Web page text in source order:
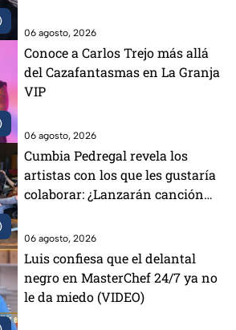
06 agosto, 2026
Conoce a Carlos Trejo más allá
del Cazafantasmas en La Granja
VIP
06 agosto, 2026
Cumbia Pedregal revela los
artistas con los que les gustaría
colaborar: ¿Lanzarán canción
06 agosto, 2026
Luis confiesa que el delantal
negro en MasterChef 24/7 ya no
le da miedo (VIDEO)